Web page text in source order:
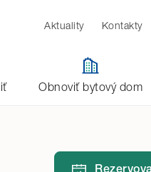
Aktuality Kontakty
Obnoviť bytový dom